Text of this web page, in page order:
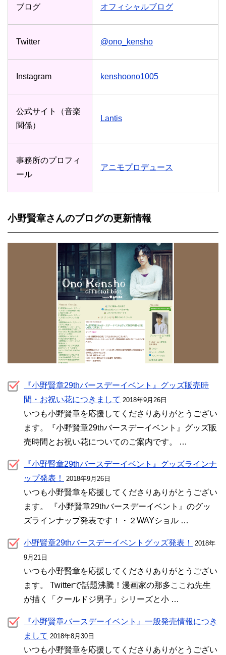
ブログ オフィシャルブログ
Twitter @ono_kensho
Instagram kenshoono1005
公式サイト（音楽
関係）
Lantis
事務所のプロフィ
ール
アニモプロデュース
小野賢章さんのブログの更新情報
『小野賢章29thバースデーイベント』グッズ販売時
間・お祝い花につきまして 2018年9月26日
いつも小野賢章を応援してくださりありがとうござい
ます。『小野賢章29thバースデーイベント』グッズ販
売時間とお祝い花についてのご案内です。 …
『小野賢章29thバースデーイベント』グッズラインナ
ップ発表！
2018年9月26日
いつも小野賢章を応援してくださりありがとうござい
ます。 『小野賢章29thバースデーイベント』のグッ
ズラインナップ発表です！・２WAYショル …
小野賢章29thバースデーイベントグッズ発表！
2018年
9月21日
いつも小野賢章を応援してくださりありがとうござい
ます。 Twitterで話題沸騰！漫画家の那多ここね先生
が描く「クールドジ男子」シリーズと小 …
『小野賢章バースデーイベント』一般発売情報につき
まして 2018年8月30日
いつも小野賢章を応援してくださりありがとうござい